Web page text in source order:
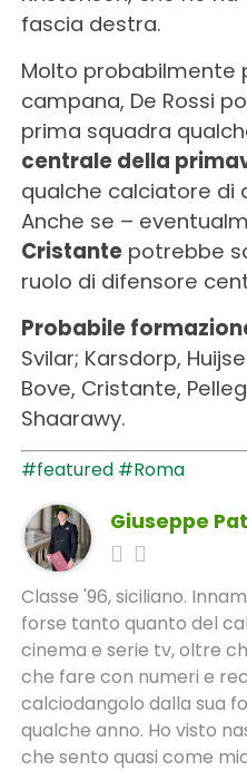
fascia destra.
Molto probabilmente
campana, De Rossi
prima squadra
centrale della
qualche calciatore di
Anche se –
Cristantepotrebbe
ruolo di difensore
Probabile
Svilar; Karsdorp,
Bove, Cristante,
Shaarawy.
#featured #Roma
Giuseppe
Classe '96, siciliano.
forse tanto quanto del
cinema e serie tv, oltre
che fare con numeri e
calciodangolo dalla sua
qualche anno. Ho visto
che sento quasi come